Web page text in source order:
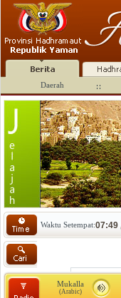
Daerah
Waktu Setempat:
Mukalla
(Arabic)